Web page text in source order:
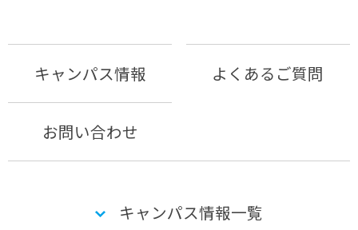
キャンパス情報 よくあるご質問
お問い合わせ
キャンパス情報一覧